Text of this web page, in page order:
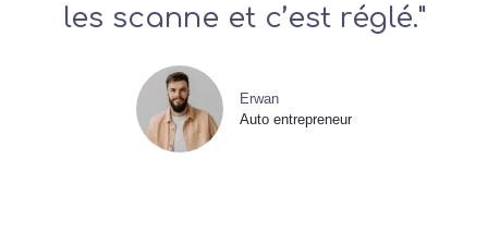
les scanne et c’est réglé."
Erwan
Auto entrepreneur